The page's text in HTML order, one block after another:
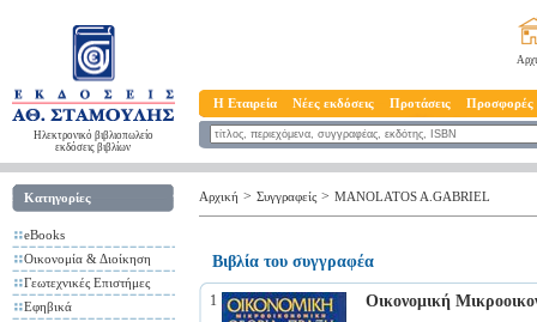
Ηλεκτρονικό βιβλιοπωλείο
εκδόσεις βιβλίων
Η Εταιρεία Νέες εκδόσεις Προτάσεις Προσφορές
Κατηγορίες
eBooks
Οικονομία & Διοίκηση
Γεωτεχνικές Επιστήμες
Εφηβικά
Αρχική > Συγγραφείς > MANOLATOS A.GABRIEL
Βιβλία του συγγραφέα
1 Οικονομική